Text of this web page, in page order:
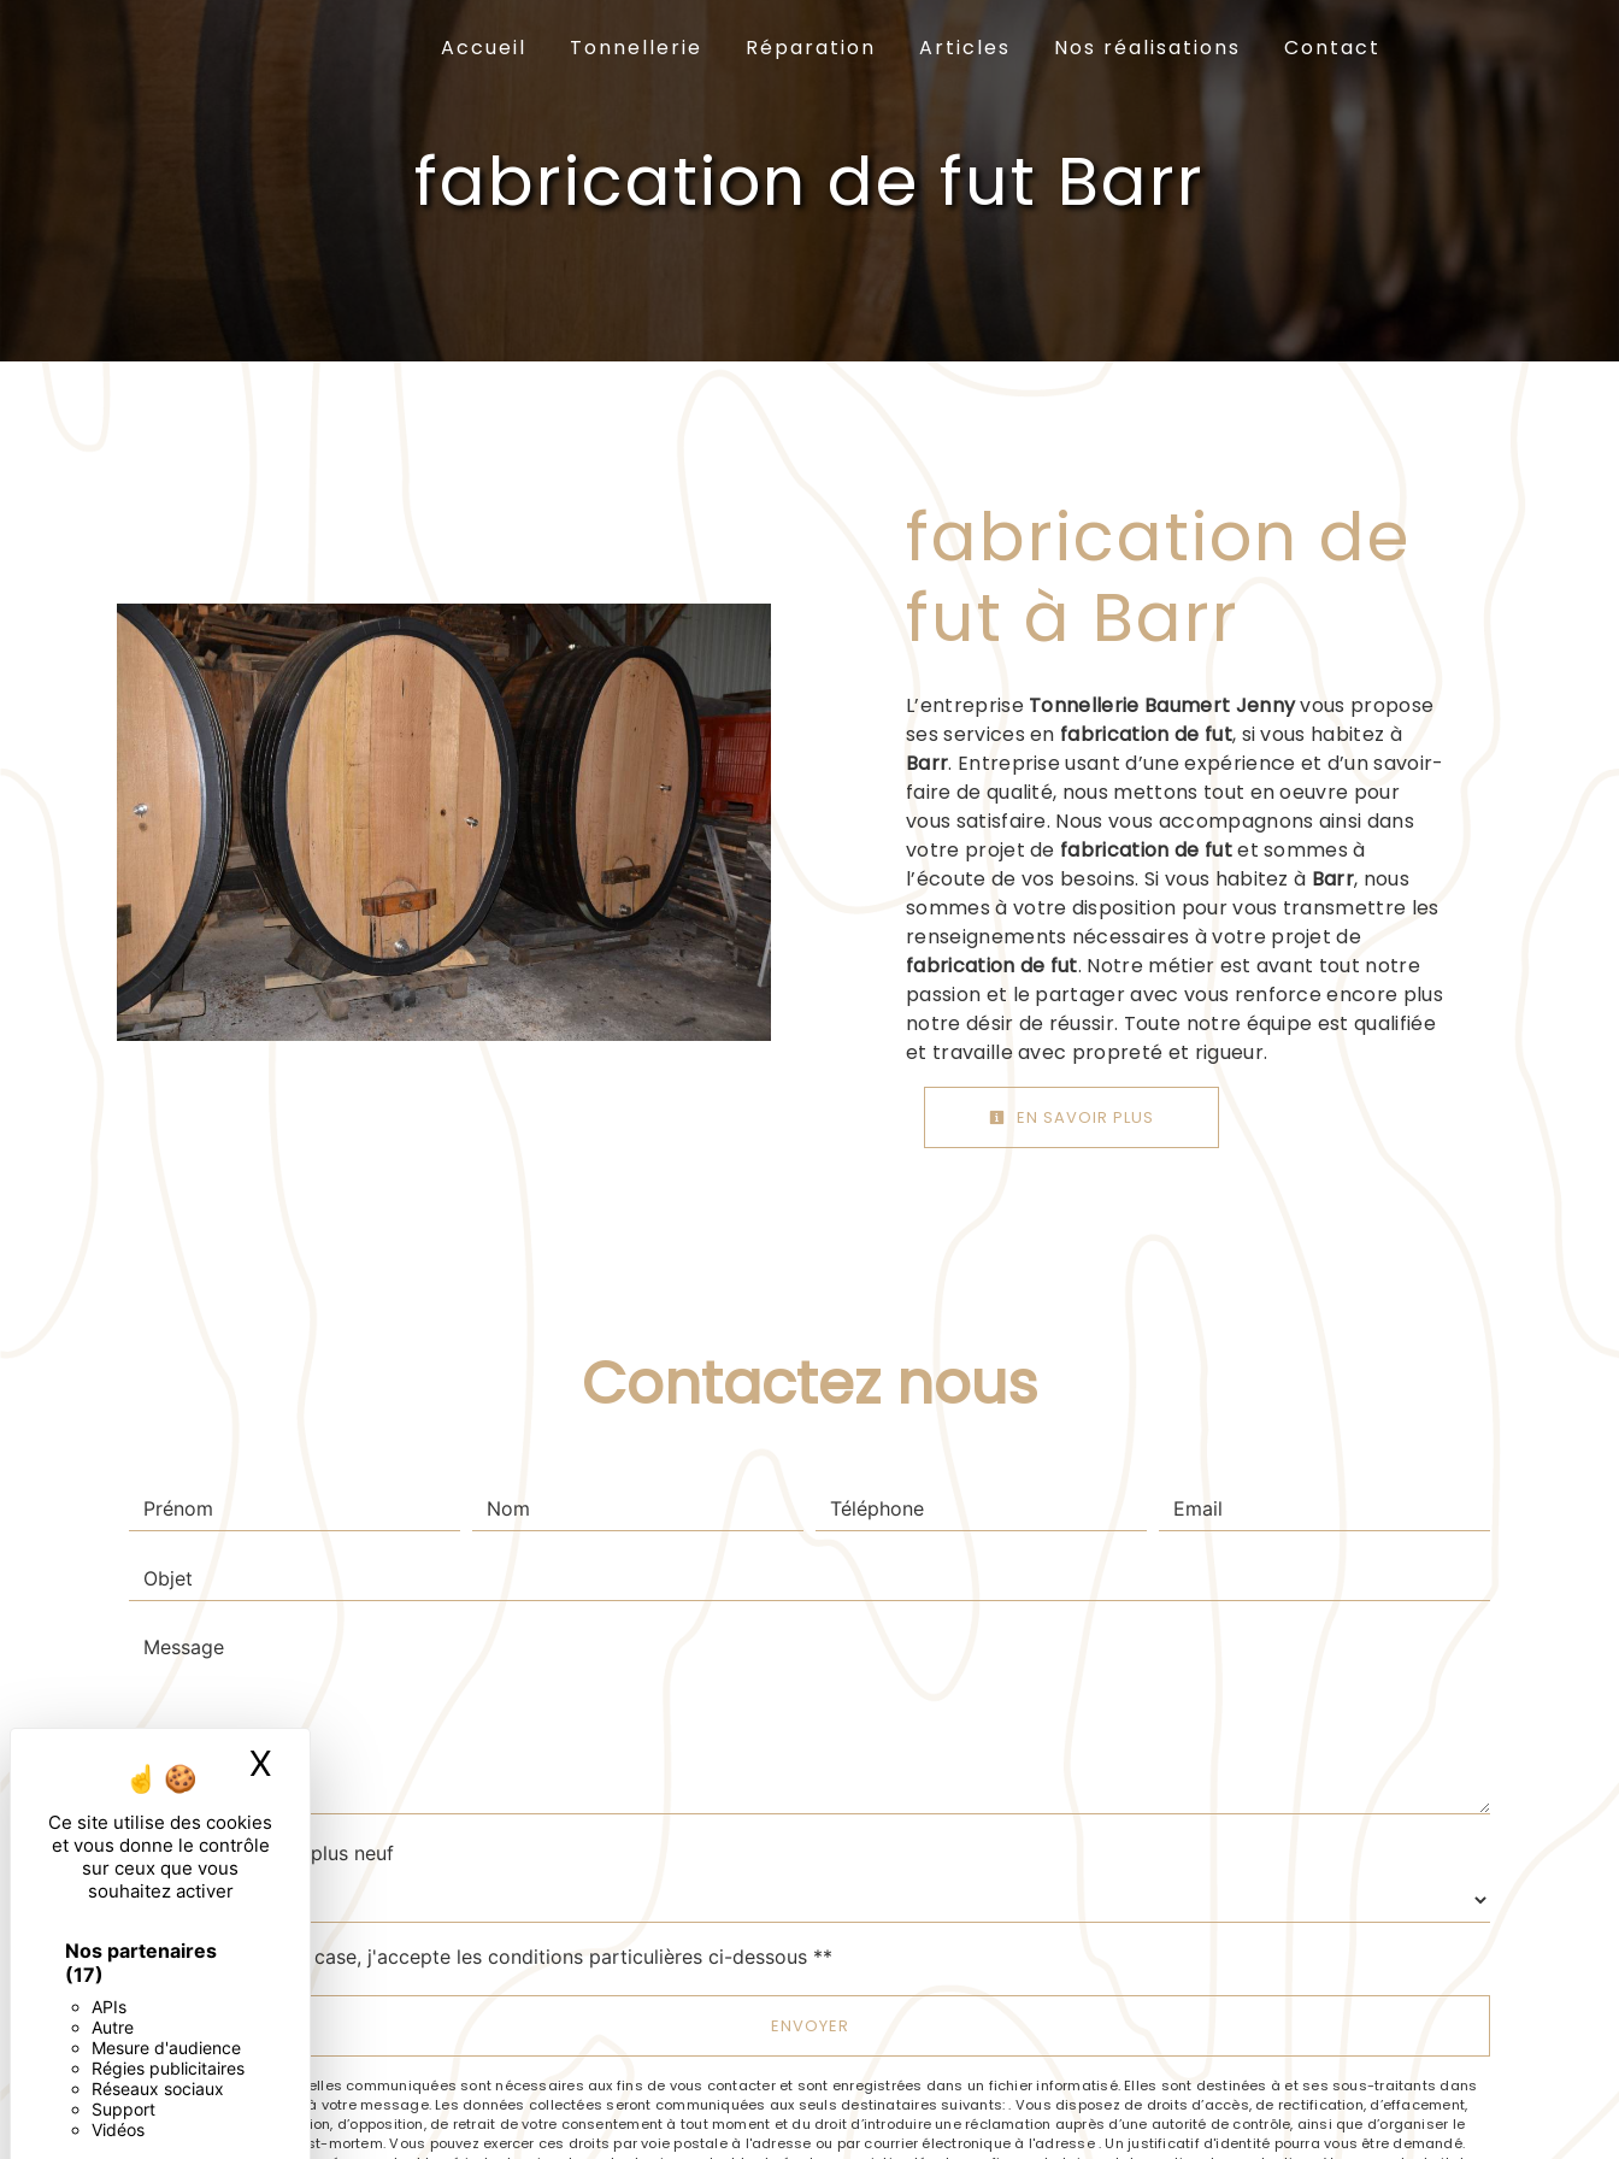
Ce site utilise des cookies
et vous donne le contrôle
sur ceux que vous
souhaitez activer
Nos partenaires
(17)
APIs
Autre
Mesure d'audience
Régies publicitaires
Réseaux sociaux
Support
Vidéos
X
Accueil Tonnellerie Réparation Articles Nos réalisations Contact
fabrication de fut Barr
fabrication de
fut à Barr
L’entreprise Tonnellerie Baumert Jennyvous propose
ses services en fabrication de fut, si vous habitez à
Barr. Entreprise usant d’une expérience et d’un savoir-
faire de qualité, nous mettons tout en oeuvre pour
vous satisfaire. Nous vous accompagnons ainsi dans
votre projet de fabrication de futet sommes à
l’écoute de vos besoins. Si vous habitez à Barr, nous
sommes à votre disposition pour vous transmettre les
renseignements nécessaires à votre projet de
fabrication de fut. Notre métier est avant tout notre
passion et le partager avec vous renforce encore plus
notre désir de réussir. Toute notre équipe est qualifiée
et travaille avec propreté et rigueur.
EN SAVOIR PLUS
Contactez nous
Combien font deux plus neuf
En cochant cette case, j'accepte les conditions particulières ci-dessous **
ENVOYER
** Les données personnelles communiquées sont nécessaires aux fins de vous contacter et sont enregistrées dans un fichier informatisé. Elles sont destinées à et ses sous-traitants dans
le seul but de répondre à votre message. Les données collectées seront communiquées aux seuls destinataires suivants: . Vous disposez de droits d’accès, de rectification, d’effacement,
de portabilité, de limitation, d’opposition, de retrait de votre consentement à tout moment et du droit d’introduire une réclamation auprès d’une autorité de contrôle, ainsi que d’organiser le
sort de vos données post-mortem. Vous pouvez exercer ces droits par voie postale à l'adresse ou par courrier électronique à l'adresse . Un justificatif d'identité pourra vous être demandé.